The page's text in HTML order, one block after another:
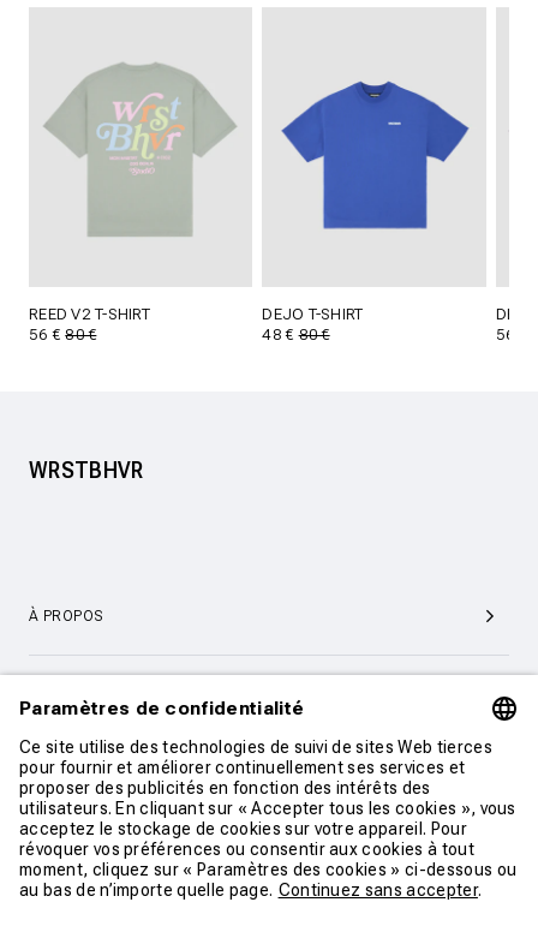
REED V2 T-SHIRT
56 €80 €
DEJO T-SHIRT
48 €80 €
56 €
WRSTBHVR
À PROPOS
CONTACT